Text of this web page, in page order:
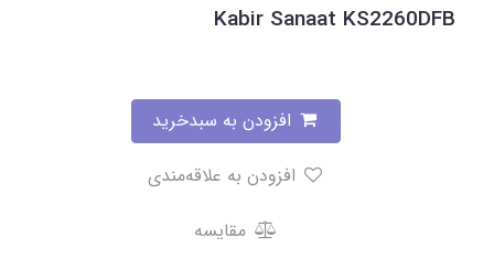
Kabir Sanaat KS2260DFB
مقایسه